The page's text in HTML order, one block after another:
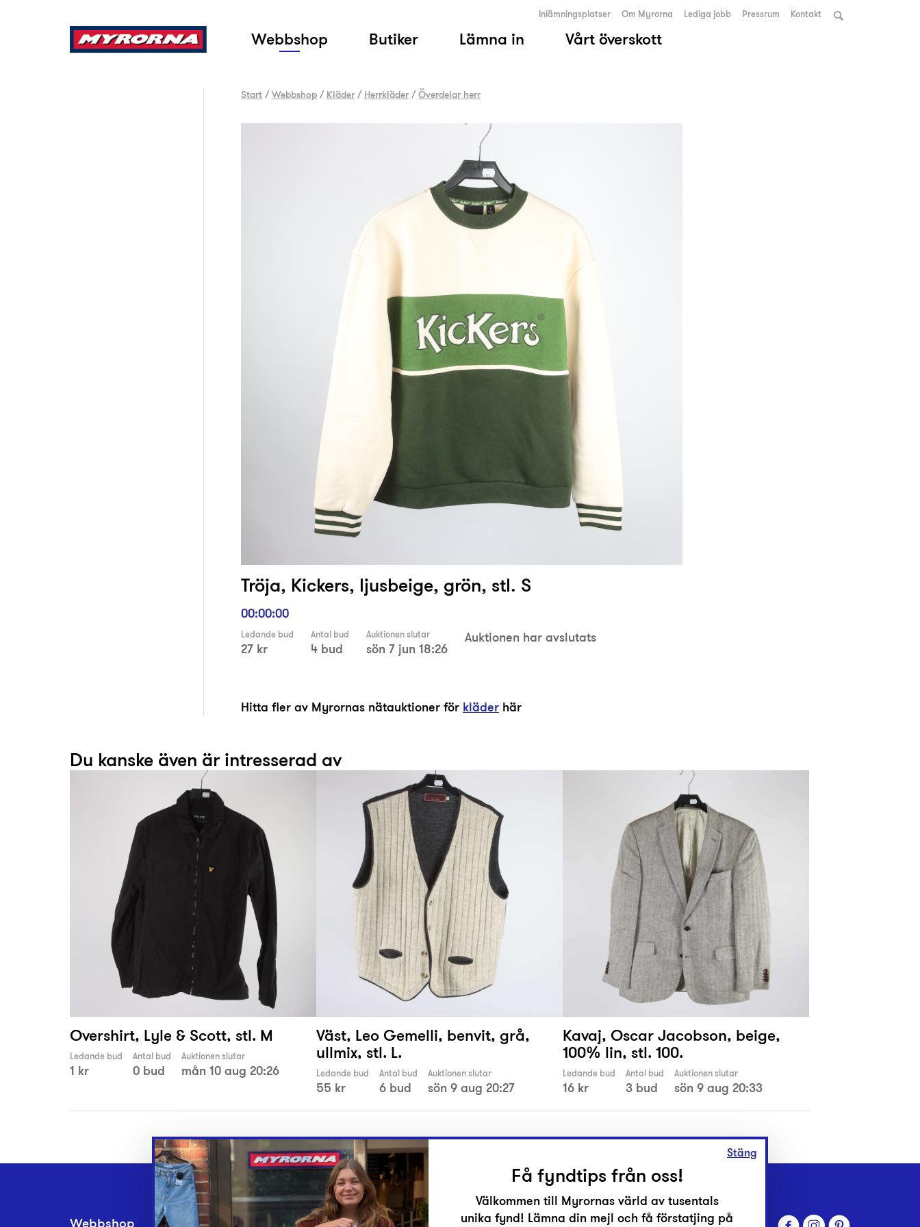
Webbshop Butiker Lämna in Vårt överskott
Inlämningsplatser Om Myrorna Lediga jobb Pressrum Kontakt
Start /Webbshop / Kläder / Herrkläder /Överdelar herr
Tröja, Kickers, ljusbeige, grön, stl. S
00:00:00
Ledande bud
27 kr
Antal bud
4 bud
Auktionen slutar
sön 7 jun 18:26
Auktionen har avslutats
Hitta fler av Myrornas nätauktioner för kläder här
Du kanske även är intresserad av
Overshirt, Lyle & Scott, stl. M
Ledande bud
1 kr
Antal bud
0 bud
Auktionen slutar
mån 10 aug 20:26
Väst, Leo Gemelli, benvit, grå,
ullmix, stl. L.
Ledande bud
55 kr
Antal bud
6 bud
Auktionen slutar
sön 9 aug 20:27
Kavaj, Oscar Jacobson, beige,
100% lin, stl. 100.
Ledande bud
16 kr
Antal bud
3 bud
Auktionen slutar
sön 9 aug 20:33
Stäng
Få fyndtips från oss!
Välkommen till Myrornas värld av tusentals
unika fynd! Lämna din mejl och få förstatjing på